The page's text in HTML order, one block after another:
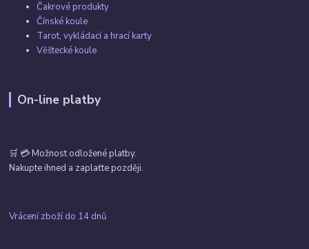
Čakrové produkty
Čínské koule
Tarot, vykládací a hrací karty
Věštecké koule
On-line platby
🛒 💳 Možnost odložené platby.
Nakupte ihned a zaplaťte později.
Vrácení zboží do 14 dnů